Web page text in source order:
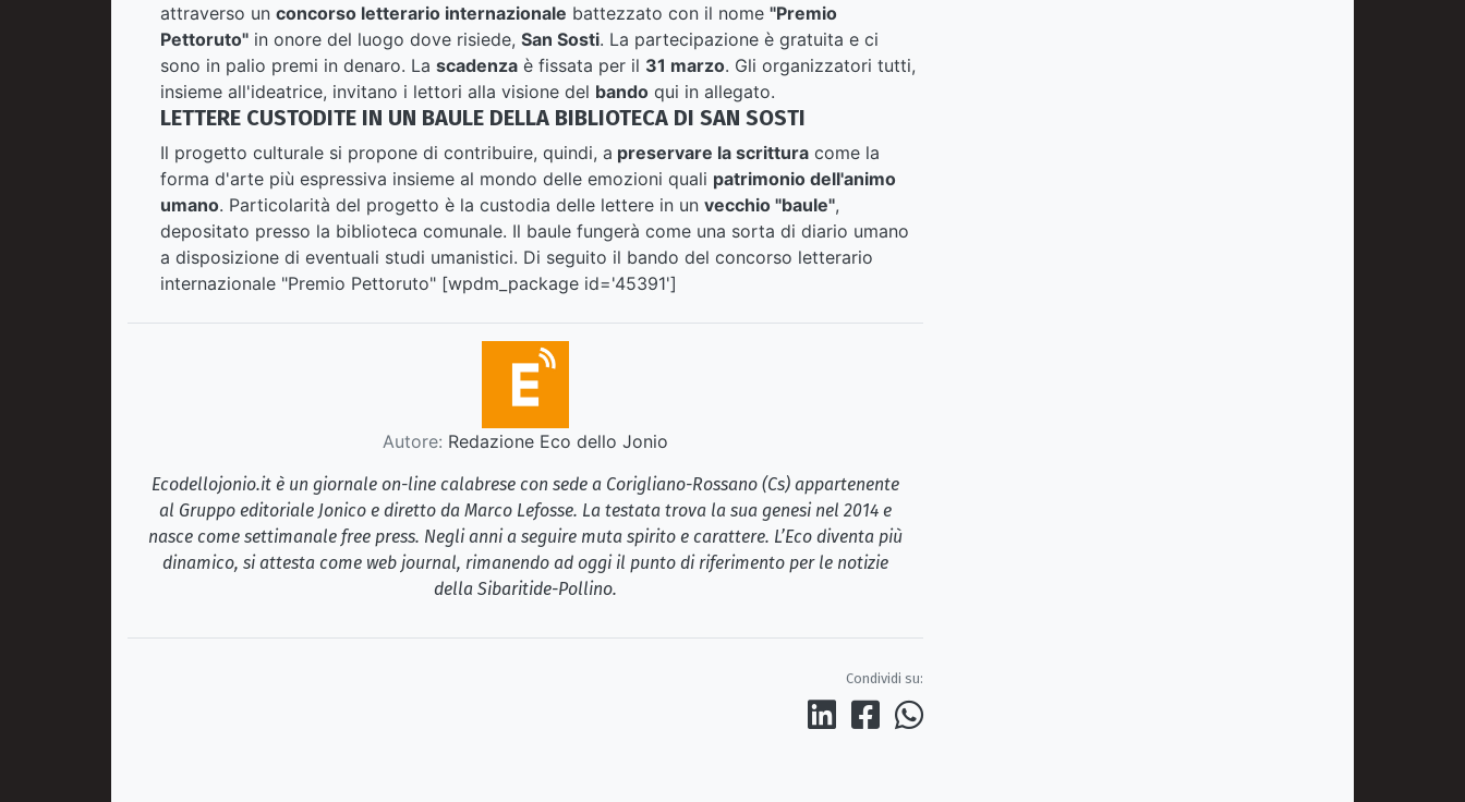
attraverso un concorso letterario internazionale battezzato con il nome "Premio
Pettoruto" in onore del luogo dove risiede, San Sosti. La partecipazione è gratuita e ci
sono in palio premi in denaro. La scadenza è fissata per il 31 marzo. Gli organizzatori tutti,
insieme all'ideatrice, invitano i lettori alla visione del bando qui in allegato.
LETTERE CUSTODITE IN UN BAULE DELLA BIBLIOTECA DI SAN SOSTI
Il progetto culturale si propone di contribuire, quindi, a preservare la scrittura come la
forma d'arte più espressiva insieme al mondo delle emozioni quali patrimonio dell'animo
umano. Particolarità del progetto è la custodia delle lettere in un vecchio "baule",
depositato presso la biblioteca comunale. Il baule fungerà come una sorta di diario umano
a disposizione di eventuali studi umanistici. Di seguito il bando del concorso letterario
internazionale "Premio Pettoruto" [wpdm_package id='45391']
Autore: Redazione Eco dello Jonio
Ecodellojonio.it è un giornale on-line calabrese con sede a Corigliano-Rossano (Cs) appartenente
al Gruppo editoriale Jonico e diretto da Marco Lefosse. La testata trova la sua genesi nel 2014 e
nasce come settimanale free press. Negli anni a seguire muta spirito e carattere. L’Eco diventa più
dinamico, si attesta come web journal, rimanendo ad oggi il punto di riferimento per le notizie
della Sibaritide-Pollino.
Condividi su: